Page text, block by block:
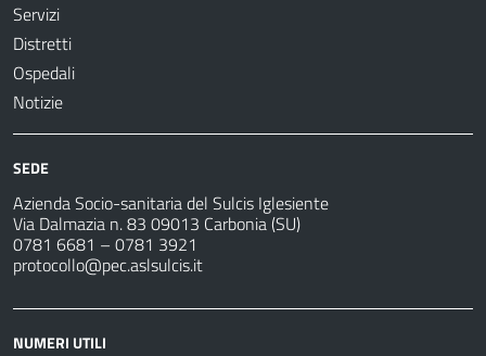
Servizi
Distretti
Ospedali
Notizie
SEDE
Azienda Socio-sanitaria del Sulcis Iglesiente
Via Dalmazia n. 83 09013 Carbonia (SU)
0781 6681 – 0781 3921
protocollo@pec.aslsulcis.it
NUMERI UTILI